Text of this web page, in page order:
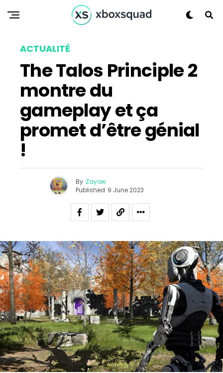
ACTUALITÉ
The Talos Principle 2
montre du
gameplay et ça
promet d’être génial
!
By Zayow
Published 9 June 2023
Flipboard
Email